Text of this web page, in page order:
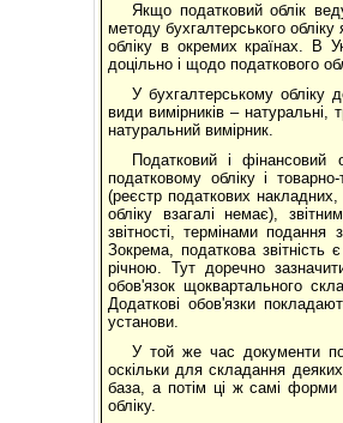
Якщо податковий облік
методу бухгалтерського
обліку в окремих країнах. В
доцільно і щодо податкового
У бухгалтерському обліку
види вимірників – натуральні,
натуральний вимірник.
Податковий і фінансовий
податковому обліку і
(реєстр податкових
обліку взагалі немає),
звітності, термінами подання
Зокрема, податкова
річною. Тут доречно
обов'язок щоквартального
Додаткові обов'язки
установи.
У той же час документи
оскільки для складання
база, а потім ці ж самі форми
обліку.